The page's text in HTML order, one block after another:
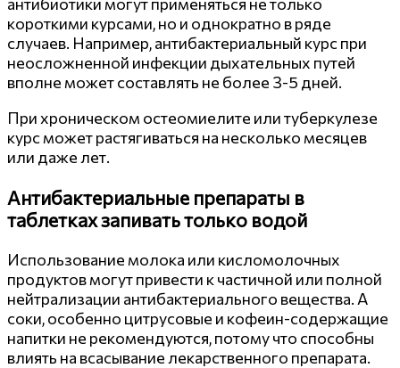
антибиотики могут применяться не только
короткими курсами, но и однократно в ряде
случаев. Например, антибактериальный курс при
неосложненной инфекции дыхательных путей
вполне может составлять не более 3-5 дней.
При хроническом остеомиелите или туберкулезе
курс может растягиваться на несколько месяцев
или даже лет.
Антибактериальные препараты в
таблетках запивать только водой
Использование молока или кисломолочных
продуктов могут привести к частичной или полной
нейтрализации антибактериального вещества. А
соки, особенно цитрусовые и кофеин-содержащие
напитки не рекомендуются, потому что способны
влиять на всасывание лекарственного препарата.